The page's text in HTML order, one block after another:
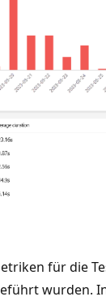
für die
wurden.